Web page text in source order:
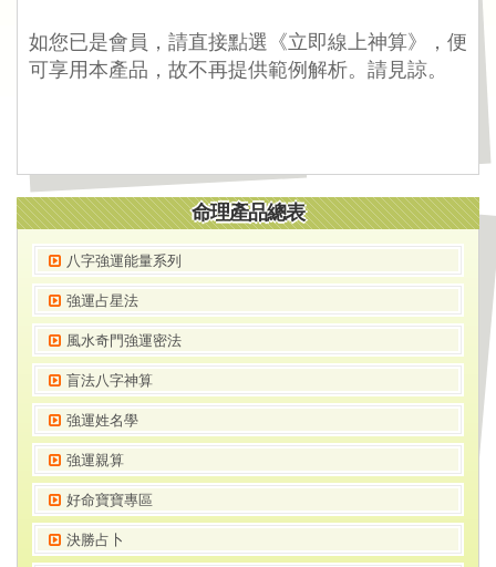
如您已是會員，請直接點選《立即線上神算》，便
可享用本產品，故不再提供範例解析。請見諒。
命理產品總表
八字強運能量系列
強運占星法
風水奇門強運密法
盲法八字神算
強運姓名學
強運親算
好命寶寶專區
決勝占卜